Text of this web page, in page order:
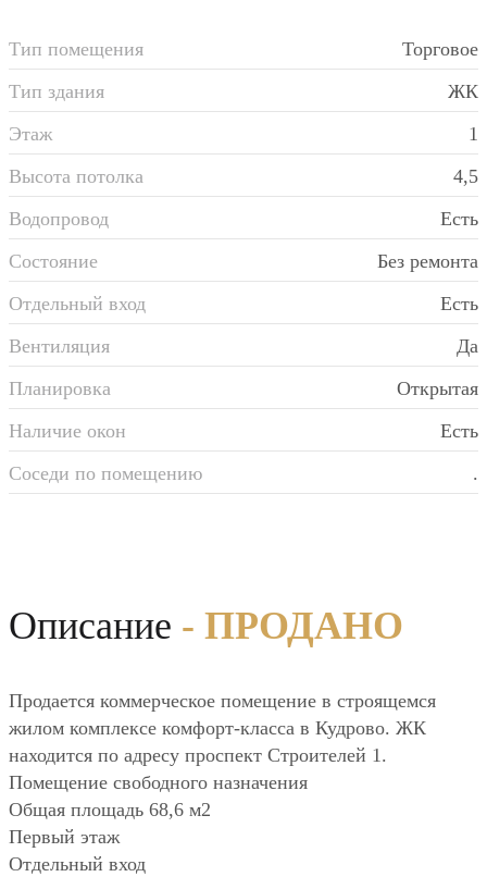
Тип помещения
Торговое
Тип здания
ЖК
Этаж
1
Высота потолка
4,5
Водопровод
Есть
Состояние
Без ремонта
Отдельный вход
Есть
Вентиляция
Да
Планировка
Открытая
Наличие окон
Есть
Соседи по помещению
.
Описание - ПРОДАНО
Продается коммерческое помещение в строящемся
жилом комплексе комфорт-класса в Кудрово. ЖК
находится по адресу проспект Строителей 1.
Помещение свободного назначения
Общая площадь 68,6 м2
Первый этаж
Отдельный вход